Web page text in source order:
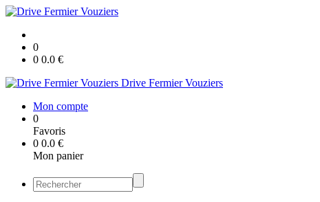
0
0 0.0 €
Drive Fermier Vouziers
Mon compte
0
Favoris
0 0.0 €
Mon panier